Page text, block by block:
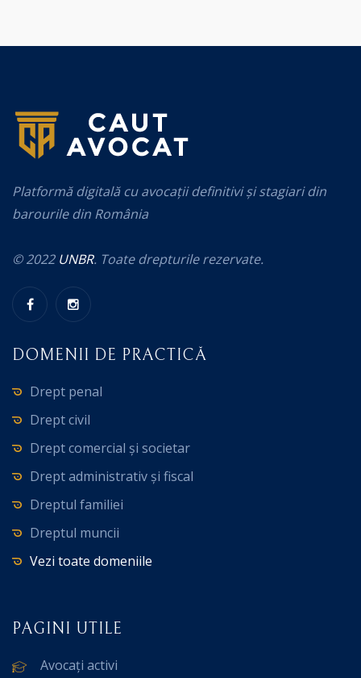
Platformă digitală cu avocații definitivi și stagiari din
barourile din România
© 2022 UNBR. Toate drepturile rezervate.
DOMENII DE PRACTICĂ
Drept penal
Drept civil
Drept comercial și societar
Drept administrativ și fiscal
Dreptul familiei
Dreptul muncii
Vezi toate domeniile
PAGINI UTILE
Avocați activi